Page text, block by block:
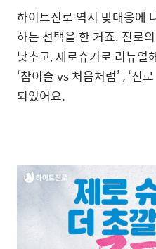
하이트진로 역시 맞대응에
하는 선택을 한 거죠. 진로
낮추고, 제로슈거로 리뉴얼
‘참이슬 vs 처음처럼’ , ‘진
되었어요.